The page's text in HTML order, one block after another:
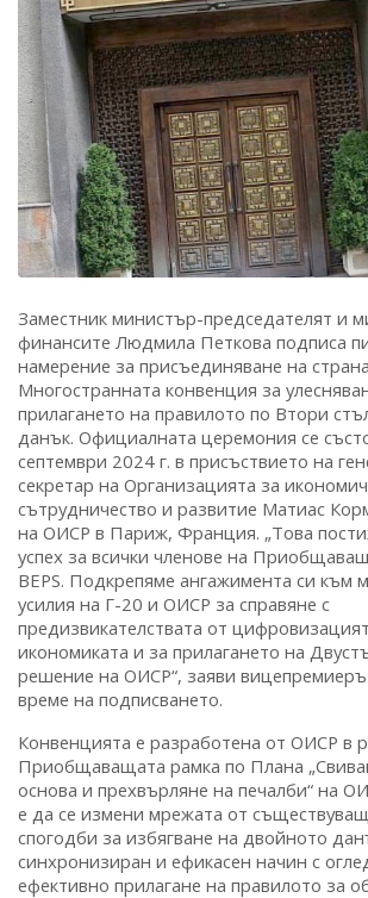
Заместник министър-председателят и
финансите Людмила Петкова подписа
намерение за присъединяване на
Многостранната конвенция за
прилагането на правилото по Втори
данък. Официалната церемония се
септември 2024 г. в присъствието на
секретар на Организацията за
сътрудничество и развитие Матиас
на ОИСР в Париж, Франция. „Това
успех за всички членове на
BEPS. Подкрепяме ангажимента си към
усилия на Г-20 и ОИСР за справяне с
предизвикателствата от
икономиката и за прилагането на
решение на ОИСР“, заяви
време на подписването.
Конвенцията е разработена от ОИСР в
Приобщаващата рамка по Плана
основа и прехвърляне на печалби“ на
е да се измени мрежата от
спогодби за избягване на двойното
синхронизиран и ефикасен начин с
ефективно прилагане на правилото за